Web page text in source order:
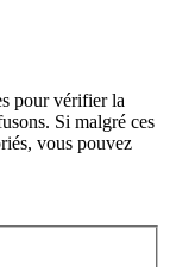
pour vérifier la
Si malgré ces
vous pouvez